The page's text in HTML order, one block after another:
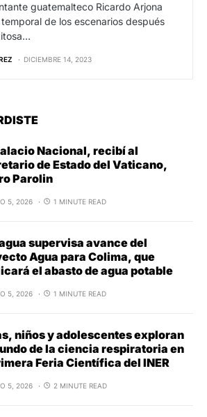
guatemalteco Ricardo Arjona
de los escenarios después
DICIEMBRE 14, 2023
Nacional, recibí al
de Estado del Vaticano,
Parolin
5, 2026 1 MINUTE READ
supervisa avance del
Agua para Colima, que
el abasto de agua potable
5, 2026 1 MINUTE READ
niños y adolescentes exploran
de la ciencia respiratoria en
Feria Científica del INER
5, 2026 2 MINUTE READ